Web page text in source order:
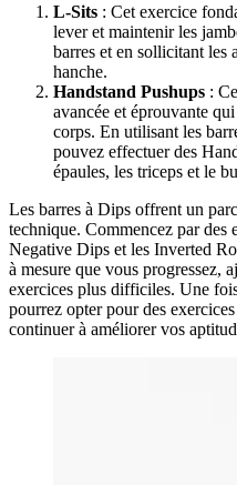
L-Sits : Cet exercice
lever et maintenir les
barres et en sollicitant les
hanche.
Handstand Pushups :
avancée et éprouvante
corps. En utilisant les
pouvez effectuer des
épaules, les triceps et le
Les barres à Dips offrent un
technique. Commencez par des
Negative Dips et les Inverted
à mesure que vous progressez,
exercices plus difficiles. Une
pourrez opter pour des
continuer à améliorer vos